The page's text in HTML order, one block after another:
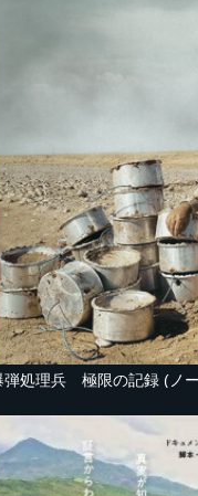
弾処理兵 極限の記録 (ノー